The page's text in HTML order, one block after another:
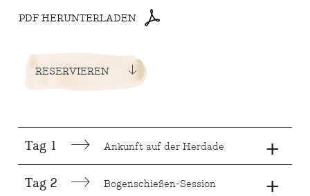
PDF HERUNTERLADEN
RESERVIEREN
+
Tag 1 Ankunft auf der Herdade
+
Tag 2 Bogenschießen-Session